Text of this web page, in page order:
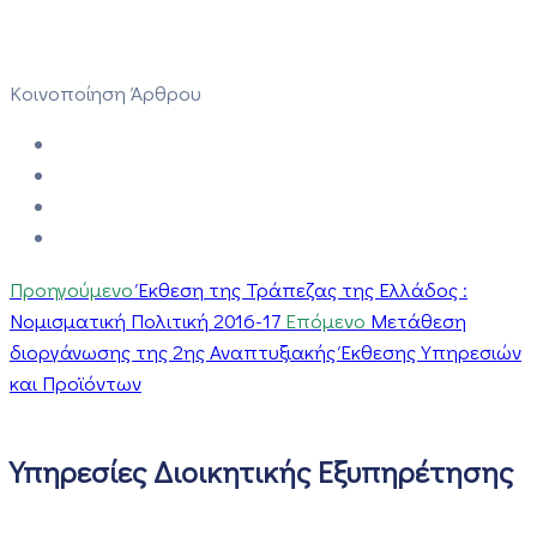
Κοινοποίηση Άρθρου
Προηγούμενο Έκθεση της Τράπεζας της Ελλάδος :
Νομισματική Πολιτική 2016-17 Επόμενο Μετάθεση
διοργάνωσης της 2ης Αναπτυξιακής Έκθεσης Υπηρεσιών
και Προϊόντων
Υπηρεσίες Διοικητικής Εξυπηρέτησης